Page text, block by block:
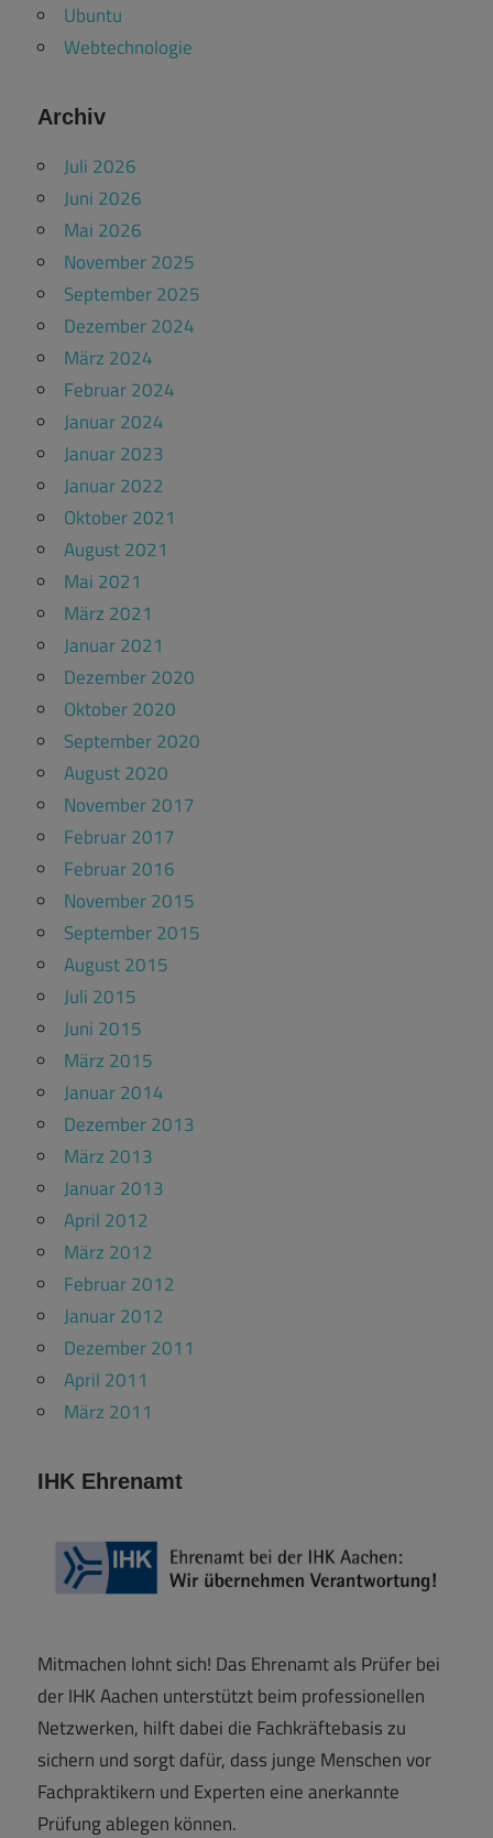
Ubuntu
Webtechnologie
Archiv
Juli 2026
Juni 2026
Mai 2026
November 2025
September 2025
Dezember 2024
März 2024
Februar 2024
Januar 2024
Januar 2023
Januar 2022
Oktober 2021
August 2021
Mai 2021
März 2021
Januar 2021
Dezember 2020
Oktober 2020
September 2020
August 2020
November 2017
Februar 2017
Februar 2016
November 2015
September 2015
August 2015
Juli 2015
Juni 2015
März 2015
Januar 2014
Dezember 2013
März 2013
Januar 2013
April 2012
März 2012
Februar 2012
Januar 2012
Dezember 2011
April 2011
März 2011
IHK Ehrenamt
Mitmachen lohnt sich! Das Ehrenamt als Prüfer bei
der IHK Aachen unterstützt beim professionellen
Netzwerken, hilft dabei die Fachkräftebasis zu
sichern und sorgt dafür, dass junge Menschen vor
Fachpraktikern und Experten eine anerkannte
Prüfung ablegen können.